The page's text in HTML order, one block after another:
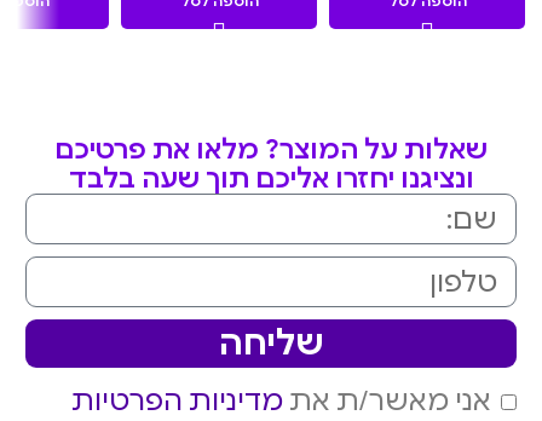
שאלות על המוצר? מלאו את פרטיכם
ונציגנו יחזרו אליכם תוך שעה בלבד
אני מאשר/ת את מדיניות הפרטיות
שליחה